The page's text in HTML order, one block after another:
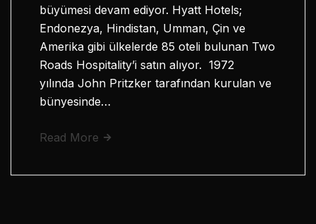
büyümesi devam ediyor. Hyatt Hotels;
Endonezya, Hindistan, Umman, Çin ve
Amerika gibi ülkelerde 85 oteli bulunan Two
Roads Hospitality’i satın alıyor. 1972
yılında John Pritzker tarafından kurulan ve
bünyesinde…
Read More